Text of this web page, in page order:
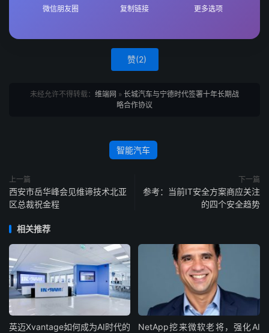
微信朋友圈 复制链接 更多选项
赞(2)
未经允许不得转载： 维端网 » 长城汽车与宁德时代签署十年长期战
略合作协议
智能汽车
上一篇
西安市岳华峰会见维谛技术北亚
区总裁祝金程
下一篇
参考：当前IT安全方案商应关注
的四个安全趋势
相关推荐
英迈Xvantage如何成为AI时代的
NetApp挖来微软老将，强化AI